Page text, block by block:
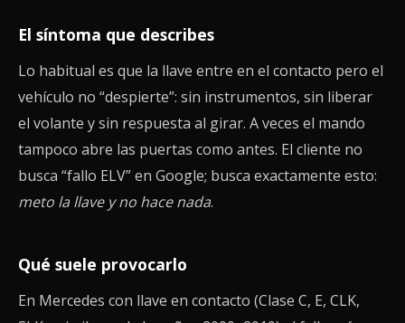
El síntoma que describes
Lo habitual es que la llave entre en el contacto pero el
vehículo no “despierte”: sin instrumentos, sin liberar
el volante y sin respuesta al girar. A veces el mando
tampoco abre las puertas como antes. El cliente no
busca “fallo ELV” en Google; busca exactamente esto:
meto la llave y no hace nada.
Qué suele provocarlo
En Mercedes con llave en contacto (Clase C, E, CLK,